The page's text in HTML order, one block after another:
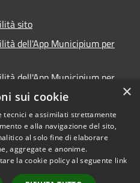
sito
dell'App Municipium per
dell'App Municipium per
Copyright © 2026 • Città di
Sabbioneta • Powered by
×
sui cookie
tecnici e assimilati strettamente
e alla navigazione del sito,
al solo fine di elaborare
aggregate e anonime.
la cookie policy al seguente link